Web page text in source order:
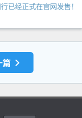
已经正式在官网发售！
篇